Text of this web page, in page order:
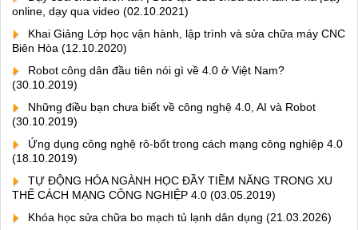
online, dạy qua video (02.10.2021)
Khai Giảng Lớp học vận hành, lập trình và sửa chữa máy CNC
Biên Hòa (12.10.2020)
Robot công dân đầu tiên nói gì về 4.0 ở Việt Nam?
(30.10.2019)
Những điều bạn chưa biết về công nghệ 4.0, AI và Robot
(30.10.2019)
Ứng dụng công nghệ rô-bốt trong cách mạng công nghiệp 4.0
(18.10.2019)
TỰ ĐỘNG HÓA NGÀNH HỌC ĐẦY TIỀM NĂNG TRONG XU
THẾ CÁCH MẠNG CÔNG NGHIỆP 4.0 (03.05.2019)
Khóa học sửa chữa bo mạch tủ lạnh dân dụng (21.03.2026)